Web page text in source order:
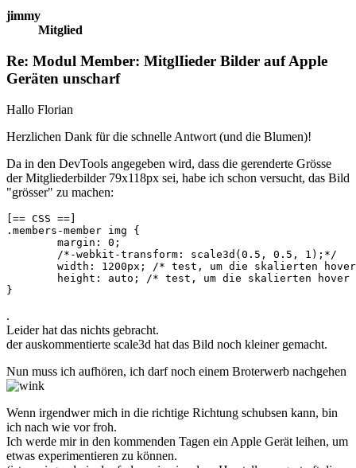
jimmy
Mitglied
Re: Modul Member: MitglIieder Bilder auf Apple
Geräten unscharf
Hallo Florian
Herzlichen Dank für die schnelle Antwort (und die Blumen)!
Da in den DevTools angegeben wird, dass die gerenderte Grösse
der Mitgliederbilder 79x118px sei, habe ich schon versucht, das Bild
"grösser" zu machen:
[== CSS ==]
.members-member img {
}
.
Leider hat das nichts gebracht.
der auskommentierte scale3d hat das Bild noch kleiner gemacht.
Nun muss ich aufhören, ich darf noch einem Broterwerb nachgehen
Wenn irgendwer mich in die richtige Richtung schubsen kann, bin
ich nach wie vor froh.
Ich werde mir in den kommenden Tagen ein Apple Gerät leihen, um
etwas experimentieren zu können.